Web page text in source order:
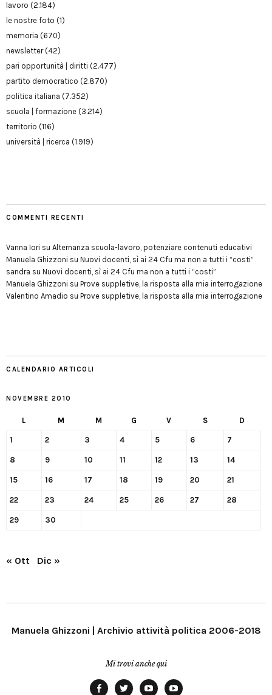
lavoro (2.184)
le nostre foto (1)
memoria (670)
newsletter(42)
pari opportunità | diritti (2.477)
partito democratico (2.870)
politica italiana (7.352)
scuola | formazione (3.214)
territorio (116)
università | ricerca (1.919)
COMMENTI RECENTI
Vanna Iori su Alternanza scuola-lavoro, potenziare contenuti educativi
Manuela Ghizzoni su Nuovi docenti, sì ai 24 Cfu ma non a tutti i “costi”
sandra su Nuovi docenti, sì ai 24 Cfu ma non a tutti i “costi”
Manuela Ghizzoni su Prove suppletive, la risposta alla mia interrogazione
Valentino Amadio su Prove suppletive, la risposta alla mia interrogazione
CALENDARIO ARTICOLI
NOVEMBRE 2010
L M M G V S D
1 2 3 4 5 6 7
8 9 10 11 12 13 14
15 16 17 18 19 20 21
22 23 24 25 26 27 28
29 30
« Ott Dic »
Manuela Ghizzoni | Archivio attività politica 2006-2018
Mi trovi anche qui